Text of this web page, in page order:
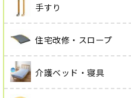
手すり
住宅改修・スロープ
介護ベッド・寝具